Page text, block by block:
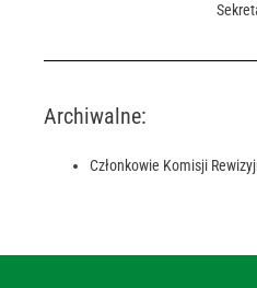
Archiwalne:
Członkowie Komisji